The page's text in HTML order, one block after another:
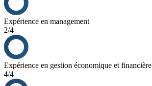
Expérience en management
2/4
Expérience en gestion économique et financière
4/4